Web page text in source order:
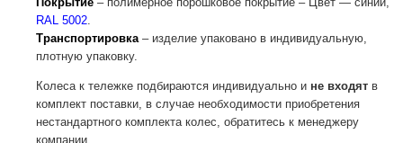
RAL 5002
Транспортировка – изделие упаковано в индивидуальную,
плотную упаковку.
Колеса к тележке подбираются индивидуально и не входят в
комплект поставки, в случае необходимости приобретения
нестандартного комплекта колес, обратитесь к менеджеру
компании.